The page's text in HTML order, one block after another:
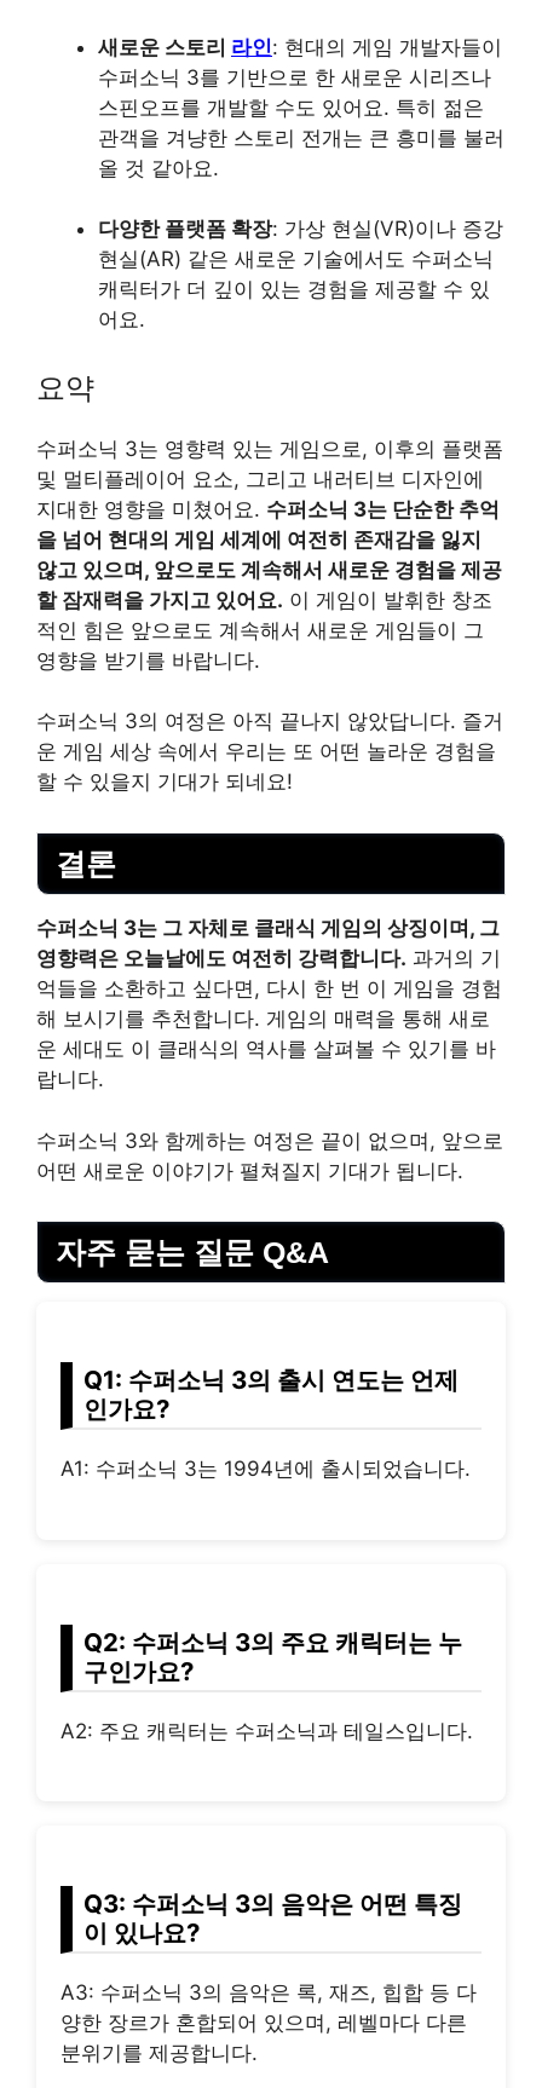
새로운 스토리 라인: 현대의 게임 개발자들이
수퍼소닉 3를 기반으로 한 새로운 시리즈나
스핀오프를 개발할 수도 있어요. 특히 젊은
관객을 겨냥한 스토리 전개는 큰 흥미를 불러
올 것 같아요.
다양한 플랫폼 확장: 가상 현실(VR)이나 증강
현실(AR) 같은 새로운 기술에서도 수퍼소닉
캐릭터가 더 깊이 있는 경험을 제공할 수 있
어요.
요약
수퍼소닉 3는 영향력 있는 게임으로, 이후의 플랫폼
및 멀티플레이어 요소, 그리고 내러티브 디자인에
지대한 영향을 미쳤어요. 수퍼소닉 3는 단순한 추억
을 넘어 현대의 게임 세계에 여전히 존재감을 잃지
않고 있으며, 앞으로도 계속해서 새로운 경험을 제공
할 잠재력을 가지고 있어요. 이 게임이 발휘한 창조
적인 힘은 앞으로도 계속해서 새로운 게임들이 그
영향을 받기를 바랍니다.
수퍼소닉 3의 여정은 아직 끝나지 않았답니다. 즐거
운 게임 세상 속에서 우리는 또 어떤 놀라운 경험을
할 수 있을지 기대가 되네요!
결론
수퍼소닉 3는 그 자체로 클래식 게임의 상징이며, 그
영향력은 오늘날에도 여전히 강력합니다. 과거의 기
억들을 소환하고 싶다면, 다시 한 번 이 게임을 경험
해 보시기를 추천합니다. 게임의 매력을 통해 새로
운 세대도 이 클래식의 역사를 살펴볼 수 있기를 바
랍니다.
수퍼소닉 3와 함께하는 여정은 끝이 없으며, 앞으로
어떤 새로운 이야기가 펼쳐질지 기대가 됩니다.
자주 묻는 질문 Q&A
Q1: 수퍼소닉 3의 출시 연도는 언제
인가요?
A1: 수퍼소닉 3는 1994년에 출시되었습니다.
Q2: 수퍼소닉 3의 주요 캐릭터는 누
구인가요?
A2: 주요 캐릭터는 수퍼소닉과 테일스입니다.
Q3: 수퍼소닉 3의 음악은 어떤 특징
이 있나요?
A3: 수퍼소닉 3의 음악은 록, 재즈, 힙합 등 다
양한 장르가 혼합되어 있으며, 레벨마다 다른
분위기를 제공합니다.